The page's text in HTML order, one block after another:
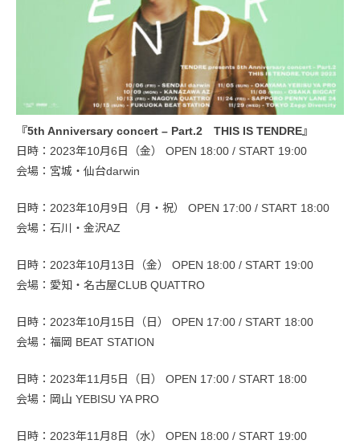
『5th Anniversary concert – Part.2 THIS IS TENDRE』
日時：2023年10月6日（金） OPEN 18:00 / START 19:00
会場：宮城・仙台darwin
日時：2023年10月9日（月・祝） OPEN 17:00 / START 18:00
会場：石川・金沢AZ
日時：2023年10月13日（金） OPEN 18:00 / START 19:00
会場：愛知・名古屋CLUB QUATTRO
日時：2023年10月15日（日） OPEN 17:00 / START 18:00
会場：福岡 BEAT STATION
日時：2023年11月5日（日） OPEN 17:00 / START 18:00
会場：岡山 YEBISU YA PRO
日時：2023年11月8日（水） OPEN 18:00 / START 19:00